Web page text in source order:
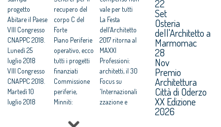
Votazioni VIII
Congresso
2018
CNAPPC 2018.
Venerdì 6
luglio 2018
Architetti:
Cappochin, “il
Governo
realizzi subito
un ‘Piano
d’Azione
Nazionale per
sostenibili”
Domenica 1
luglio 2018
Architetti:VIII
Congresso
nazionale,
attesi 3mila
delegati in
rappresentanz
a dei 155mila
iscritti -
progetto
Abitare il Paese
VIII Congresso
CNAPPC 2018.
Lunedì 25
luglio 2018
VIII Congresso
CNAPPC 2018.
Martedì 10
luglio 2018
recupero del
corpo C del
Forte
Piano Periferie
operativo, ecco
tutti i progetti
finanziati
Commissione
periferie,
Minniti:
condividere:
vale per tutti
La Festa
dell'Architetto
2017 ritorna al
MAXXI
Professioni:
architetti, il 30
Focus su
'Internazionali
zzazione e
22
Set
Osteria
dell'Architetto a
Marmomac
28
Nov
Premio
Architettura
Città di Oderzo
XX Edizione
2026